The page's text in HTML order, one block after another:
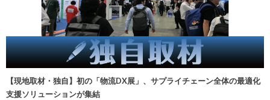
【現地取材・独自】初の「物流DX展」、サプライチェーン全体の最適化
支援ソリューションが集結